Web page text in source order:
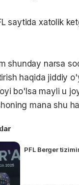
saytida xatolik
shunday narsa
haqida jiddiy
bo'lsa mayli u
mana shu
PFL Berger